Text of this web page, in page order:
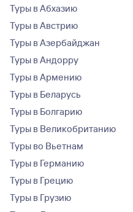
Туры в Абхазию
Туры в Австрию
Туры в Азербайджан
Туры в Андорру
Туры в Армению
Туры в Беларусь
Туры в Болгарию
Туры в Великобританию
Туры во Вьетнам
Туры в Германию
Туры в Грецию
Туры в Грузию